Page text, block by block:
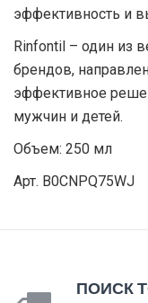
эффективность и
Rinfontil – один из
брендов,
эффективное
мужчин и детей.
Объем: 250 мл
Арт. ‎B0CNPQ75WJ
ПОИСК